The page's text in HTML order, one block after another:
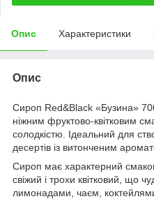
Опис Характеристики
Опис
Сироп Red&Black «Бузина»
ніжним фруктово-квітковим
солодкістю. Ідеальний для
десертів із витонченим
Сироп має характерний
свіжий і трохи квітковий, що
лимонадами, чаєм,